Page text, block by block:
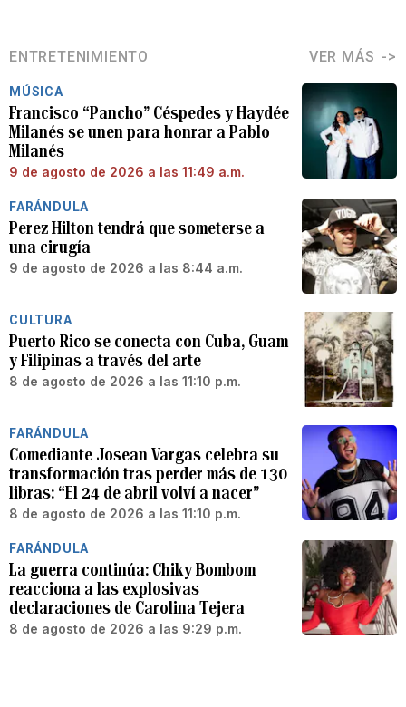
ENTRETENIMIENTO VER MÁS
MÚSICA
Francisco “Pancho” Céspedes y Haydée
Milanés se unen para honrar a Pablo
Milanés
9 de agosto de 2026 a las 11:49 a.m.
FARÁNDULA
Perez Hilton tendrá que someterse a
una cirugía
9 de agosto de 2026 a las 8:44 a.m.
CULTURA
Puerto Rico se conecta con Cuba, Guam
y Filipinas a través del arte
8 de agosto de 2026 a las 11:10 p.m.
FARÁNDULA
Comediante Josean Vargas celebra su
transformación tras perder más de 130
libras: “El 24 de abril volví a nacer”
8 de agosto de 2026 a las 11:10 p.m.
FARÁNDULA
La guerra continúa: Chiky Bombom
reacciona a las explosivas
declaraciones de Carolina Tejera
8 de agosto de 2026 a las 9:29 p.m.